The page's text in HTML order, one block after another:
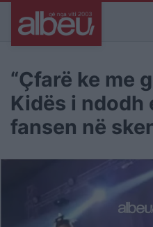
“Çfarë ke me
Kidës i ndodh
fansen në